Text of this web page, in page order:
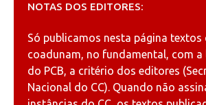
NOTAS DOS EDITORES:
Só publicamos nesta página textos
coadunam, no fundamental, com
do PCB, a critério dos editores
Nacional do CC). Quando não